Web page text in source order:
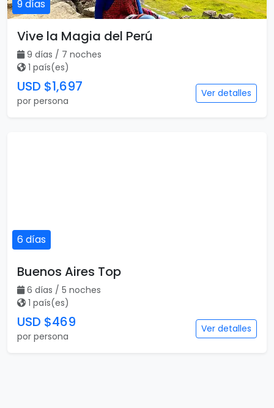
9 días
Vive la Magia del Perú
9 días / 7 noches
1 país(es)
USD $1,697
por persona
Ver detalles
6 días
Buenos Aires Top
6 días / 5 noches
1 país(es)
USD $469
por persona
Ver detalles